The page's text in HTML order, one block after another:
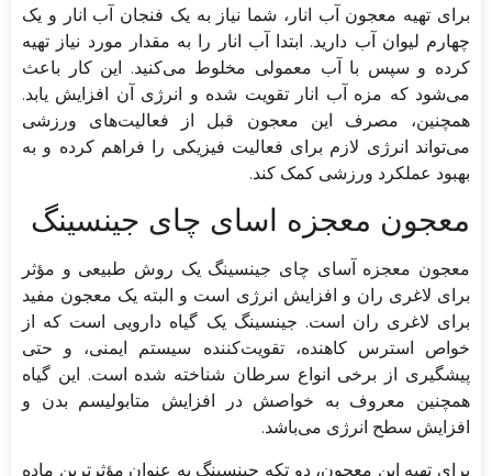
برای تهیه معجون آب انار، شما نیاز به یک فنجان آب انار و یک
چهارم لیوان آب دارید. ابتدا آب انار را به مقدار مورد نیاز تهیه
کرده و سپس با آب معمولی مخلوط می‌کنید. این کار باعث
می‌شود که مزه آب انار تقویت شده و انرژی آن افزایش یابد.
همچنین، مصرف این معجون قبل از فعالیت‌های ورزشی
می‌تواند انرژی لازم برای فعالیت فیزیکی را فراهم کرده و به
بهبود عملکرد ورزشی کمک کند.
معجون معجزه اسای چای جینسینگ
معجون معجزه آسای چای جینسینگ یک روش طبیعی و مؤثر
برای لاغری ران و افزایش انرژی است و البته یک معجون مفید
برای لاغری ران است. جینسینگ یک گیاه دارویی است که از
خواص استرس کاهنده، تقویت‌کننده سیستم ایمنی، و حتی
پیشگیری از برخی انواع سرطان شناخته شده است. این گیاه
همچنین معروف به خواصش در افزایش متابولیسم بدن و
افزایش سطح انرژی می‌باشد.
برای تهیه این معجون، دو تکه جینسینگ به عنوان مؤثرترین ماده